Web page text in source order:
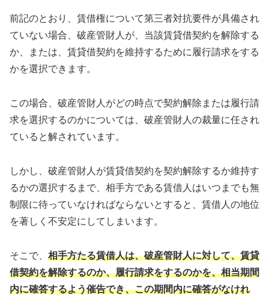
前記のとおり、賃借権について第三者対抗要件が具備され
ていない場合、破産管財人が、当該賃貸借契約を解除する
か、または、賃貸借契約を維持するために履行請求をする
かを選択できます。
この場合、破産管財人がどの時点で契約解除または履行請
求を選択するのかについては、破産管財人の裁量に任され
ていると解されています。
しかし、破産管財人が賃貸借契約を契約解除するか維持す
るかの選択するまで、相手方である賃借人はいつまでも無
制限に待っていなければならないとすると、賃借人の地位
を著しく不安定にしてしまいます。
そこで、 相手方たる賃借人は、破産管財人に対して、賃貸
借契約を解除するのか、履行請求をするのかを、相当期間
内に確答するよう催告でき、この期間内に確答がなけれ